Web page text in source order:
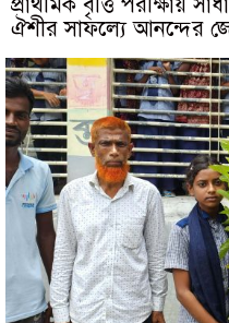
ঐশীর সাফল্যে আনন্দের